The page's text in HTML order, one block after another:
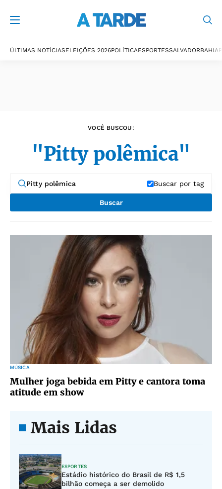
ÚLTIMAS NOTÍCIASELEIÇÕES 2026POLÍTICAESPORTESSALVADORBAHIA
VOCÊ BUSCOU:
"Pitty polêmica"
Buscar por tag
Buscar
MÚSICA
Mulher joga bebida em Pitty e cantora toma
atitude em show
Mais Lidas
ESPORTES
Estádio histórico do Brasil de R$ 1,5
bilhão começa a ser demolido